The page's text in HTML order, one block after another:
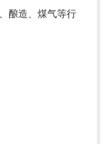
酿造、煤气等行